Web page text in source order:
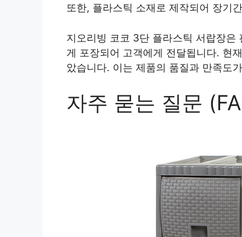
또한, 플라스틱 소재로 제작되어 장기
지오리빙 코코 3단 플라스틱 서랍장은
게 포장되어 고객에게 전달됩니다. 현
았습니다. 이는 제품의 품질과 만족도
자주 묻는 질문